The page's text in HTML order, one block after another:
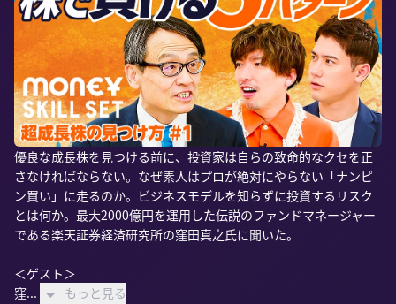
優良な成長株を見つける前に、投資家は自らの致命的なクセを正
さなければならない。なぜ素人はプロが絶対にやらない「ナンピ
ン買い」に走るのか。ビジネスモデルを知らずに投資するリスク
とは何か。最大2000億円を運用した伝説のファンドマネージャー
である楽天証券経済研究所の窪田真之氏に聞いた。
＜ゲスト＞
窪...
もっと見る